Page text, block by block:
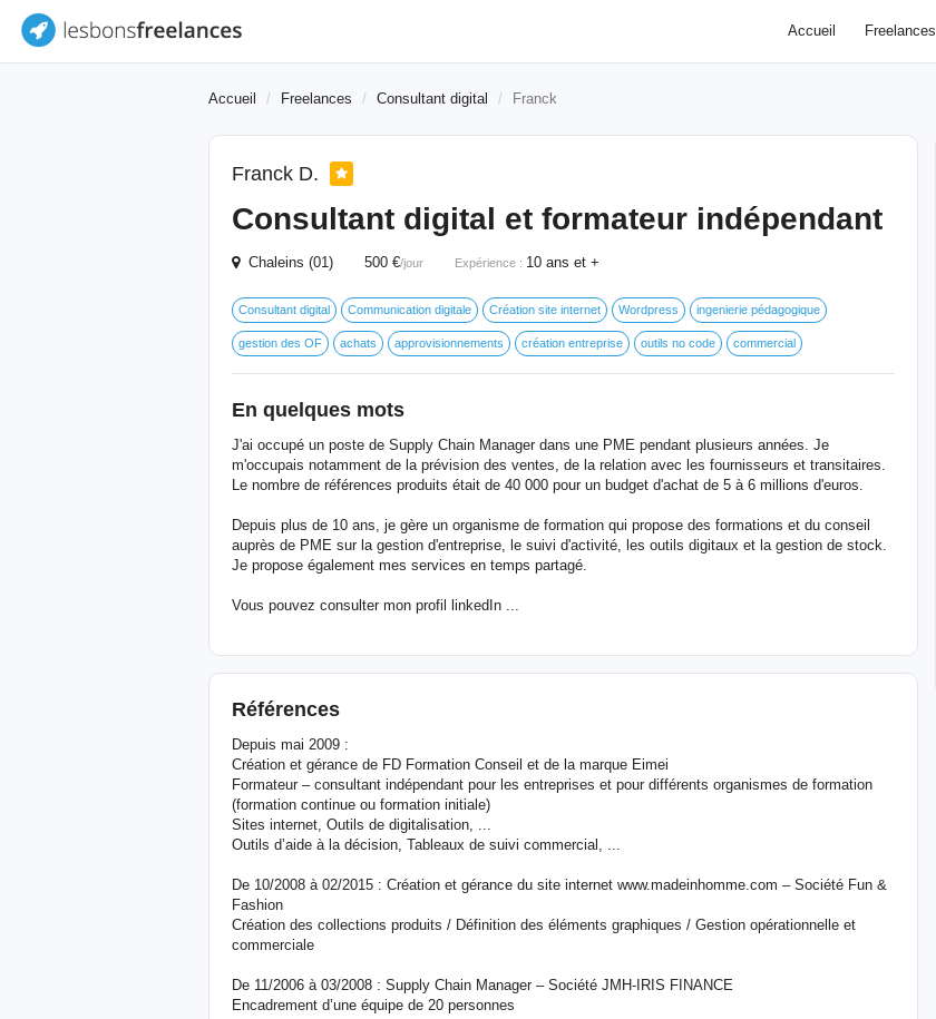
Accueil Freelances
Accueil Freelances Consultant digital Franck
Franck D.
Consultant digital et formateur indépendant
Chaleins (01) 500 €/jour Expérience : 10 ans et +
Consultant digital Communication digitale Création site internet Wordpress ingenierie pédagogique
gestion des OF achats approvisionnements création entreprise outils no code commercial
En quelques mots
J'ai occupé un poste de Supply Chain Manager dans une PME pendant plusieurs années. Je
m'occupais notamment de la prévision des ventes, de la relation avec les fournisseurs et transitaires.
Le nombre de références produits était de 40 000 pour un budget d'achat de 5 à 6 millions d'euros.
Depuis plus de 10 ans, je gère un organisme de formation qui propose des formations et du conseil
auprès de PME sur la gestion d'entreprise, le suivi d'activité, les outils digitaux et la gestion de stock.
Je propose également mes services en temps partagé.
Vous pouvez consulter mon profil linkedIn ...
Références
Depuis mai 2009 :
Création et gérance de FD Formation Conseil et de la marque Eimei
Formateur – consultant indépendant pour les entreprises et pour différents organismes de formation
(formation continue ou formation initiale)
Sites internet, Outils de digitalisation, ...
Outils d’aide à la décision, Tableaux de suivi commercial, ...
De 10/2008 à 02/2015 : Création et gérance du site internet www.madeinhomme.com – Société Fun &
Fashion
Création des collections produits / Définition des éléments graphiques / Gestion opérationnelle et
commerciale
De 11/2006 à 03/2008 : Supply Chain Manager – Société JMH-IRIS FINANCE
Encadrement d’une équipe de 20 personnes